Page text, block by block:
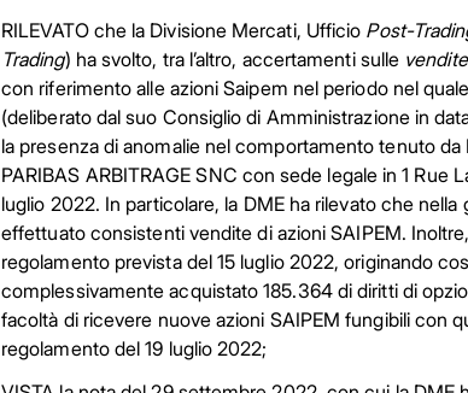
RILEVATO che la Divisione Mercati, Ufficio Post-
Trading) ha svolto, tra l’altro, accertamenti sulle
con riferimento alle azioni Saipem nel periodo nel
(deliberato dal suo Consiglio di Amministrazione in
la presenza di anomalie nel comportamento tenuto
PARIBAS ARBITRAGE SNC con sede legale in 1 Rue
luglio 2022. In particolare, la DME ha rilevato che
effettuato consistenti vendite di azioni SAIPEM.
regolamento prevista del 15 luglio 2022, originando
complessivamente acquistato 185.364 di diritti di
facoltà di ricevere nuove azioni SAIPEM fungibili con
regolamento del 19 luglio 2022;